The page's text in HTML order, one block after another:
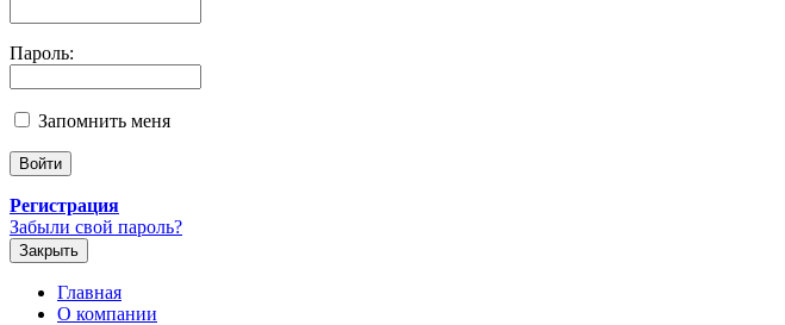
Пароль:
Запомнить меня
Регистрация
Забыли свой пароль?
Закрыть
Главная
О компании